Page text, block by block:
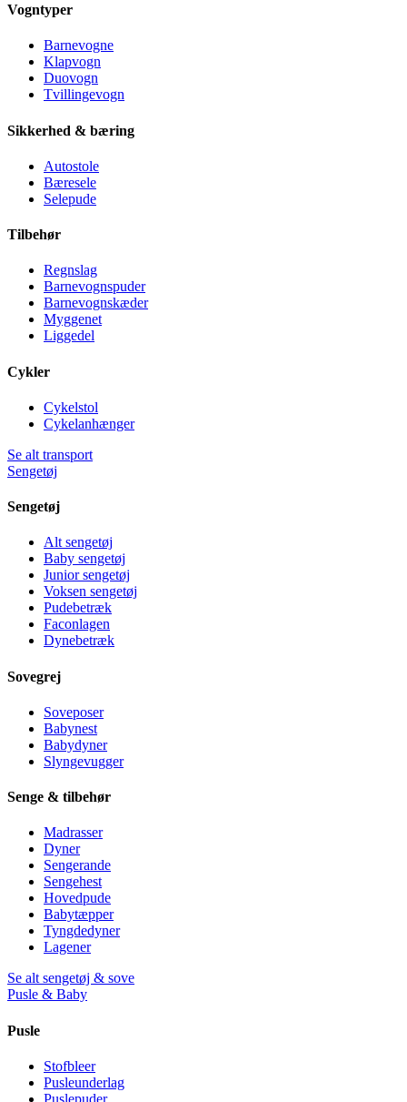
Vogntyper
Barnevogne
Klapvogn
Duovogn
Tvillingevogn
Sikkerhed & bæring
Autostole
Bæresele
Selepude
Tilbehør
Regnslag
Barnevognspuder
Barnevognskæder
Myggenet
Liggedel
Cykler
Cykelstol
Cykelanhænger
Se alt transport
Sengetøj
Sengetøj
Alt sengetøj
Baby sengetøj
Junior sengetøj
Voksen sengetøj
Pudebetræk
Faconlagen
Dynebetræk
Sovegrej
Soveposer
Babynest
Babydyner
Slyngevugger
Senge & tilbehør
Madrasser
Dyner
Sengerande
Sengehest
Hovedpude
Babytæpper
Tyngdedyner
Lagener
Se alt sengetøj & sove
Pusle & Baby
Pusle
Stofbleer
Pusleunderlag
Puslepuder